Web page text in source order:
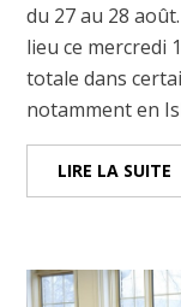
du 27 au 28
lieu ce mercredi
totale dans
notamment en
LIRE LA SUITE